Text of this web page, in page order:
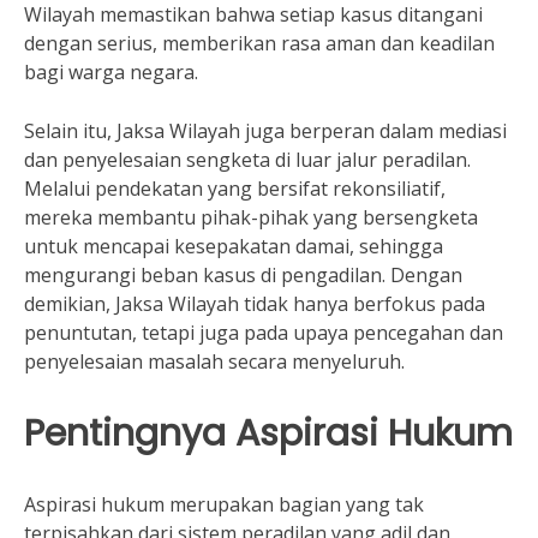
Wilayah memastikan bahwa setiap kasus ditangani
dengan serius, memberikan rasa aman dan keadilan
bagi warga negara.
Selain itu, Jaksa Wilayah juga berperan dalam mediasi
dan penyelesaian sengketa di luar jalur peradilan.
Melalui pendekatan yang bersifat rekonsiliatif,
mereka membantu pihak-pihak yang bersengketa
untuk mencapai kesepakatan damai, sehingga
mengurangi beban kasus di pengadilan. Dengan
demikian, Jaksa Wilayah tidak hanya berfokus pada
penuntutan, tetapi juga pada upaya pencegahan dan
penyelesaian masalah secara menyeluruh.
Pentingnya Aspirasi Hukum
Aspirasi hukum merupakan bagian yang tak